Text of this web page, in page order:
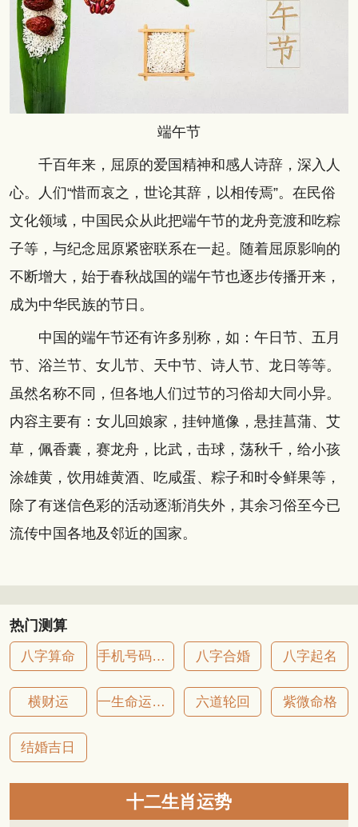
端午节
千百年来，屈原的爱国精神和感人诗辞，深入人
心。人们“惜而哀之，世论其辞，以相传焉”。在民俗
文化领域，中国民众从此把端午节的龙舟竞渡和吃粽
子等，与纪念屈原紧密联系在一起。随着屈原影响的
不断增大，始于春秋战国的端午节也逐步传播开来，
成为中华民族的节日。
中国的端午节还有许多别称，如：午日节、五月
节、浴兰节、女儿节、天中节、诗人节、龙日等等。
虽然名称不同，但各地人们过节的习俗却大同小异。
内容主要有：女儿回娘家，挂钟馗像，悬挂菖蒲、艾
草，佩香囊，赛龙舟，比武，击球，荡秋千，给小孩
涂雄黄，饮用雄黄酒、吃咸蛋、粽子和时令鲜果等，
除了有迷信色彩的活动逐渐消失外，其余习俗至今已
流传中国各地及邻近的国家。
热门测算
八字算命 手机号码吉凶 八字合婚 八字起名
横财运 一生命运详批 六道轮回 紫微命格
结婚吉日
十二生肖运势